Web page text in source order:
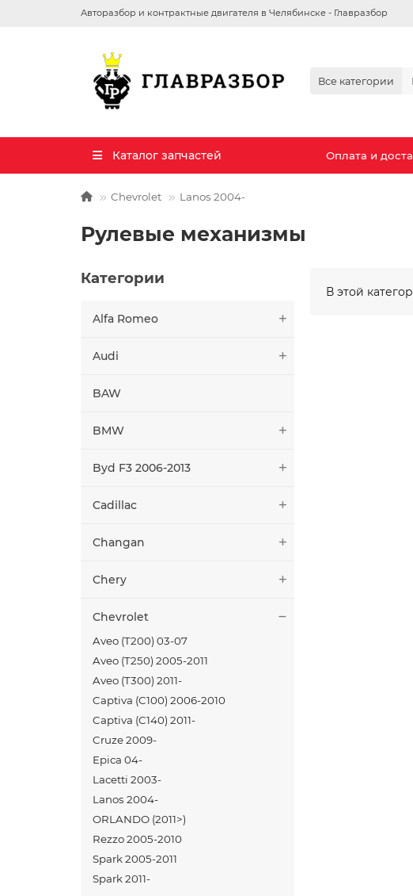
Авторазбор и контрактные двигателя в Челябинске - Главразбор
Все категории
Каталог запчастей Оплата и
Chevrolet Lanos 2004-
Рулевые механизмы
Категории
Alfa Romeo
Audi
BAW
BMW
Byd F3 2006-2013
Cadillac
Changan
Chery
Chevrolet
Aveo (T200) 03-07
Aveo (T250) 2005-2011
Aveo (T300) 2011-
Captiva (C100) 2006-2010
Captiva (C140) 2011-
Cruze 2009-
Epica 04-
Lacetti 2003-
Lanos 2004-
ORLANDO (2011>)
Rezzo 2005-2010
Spark 2005-2011
Spark 2011-
В этой